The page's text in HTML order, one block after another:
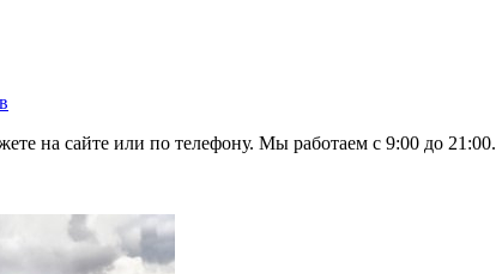
на сайте или по телефону. Мы работаем с 9:00 до 21:00.